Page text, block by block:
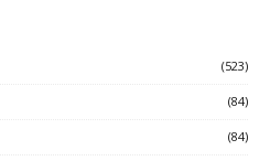
(523)
(84)
(84)